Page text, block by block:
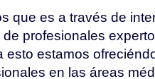
que es a través de
profesionales
esto estamos
en las áreas